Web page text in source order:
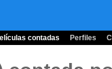
contadas Perfiles